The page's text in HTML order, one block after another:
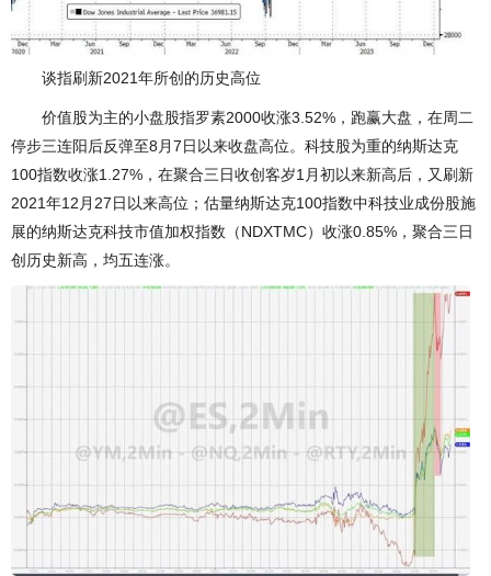
谈指刷新2021年所创的历史高位
价值股为主的小盘股指罗素2000收涨3.52%，跑赢大盘，在周二
停步三连阳后反弹至8月7日以来收盘高位。科技股为重的纳斯达克
100指数收涨1.27%，在聚合三日收创客岁1月初以来新高后，又刷新
2021年12月27日以来高位；估量纳斯达克100指数中科技业成份股施
展的纳斯达克科技市值加权指数（NDXTMC）收涨0.85%，聚合三日
创历史新高，均五连涨。